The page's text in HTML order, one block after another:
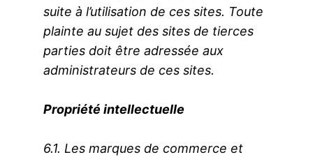
suite à l’utilisation de ces sites. Toute
plainte au sujet des sites de tierces
parties doit être adressée aux
administrateurs de ces sites.
Propriété intellectuelle
6.1. Les marques de commerce et